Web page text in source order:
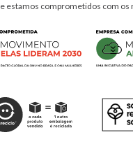
e estamos comprometidos com os